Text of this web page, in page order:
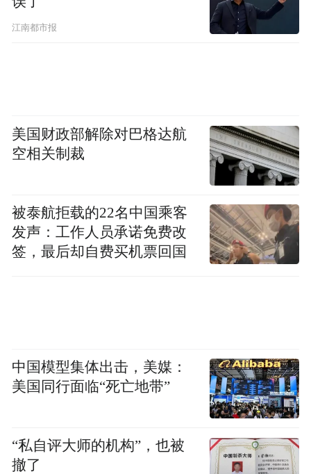
江南都市报
美国财政部解除对巴格达航
空相关制裁
被泰航拒载的22名中国乘客
发声：工作人员承诺免费改
签，最后却自费买机票回国
中国模型集体出击，美媒：
美国同行面临“死亡地带”
“私自评大师的机构”，也被
撤了